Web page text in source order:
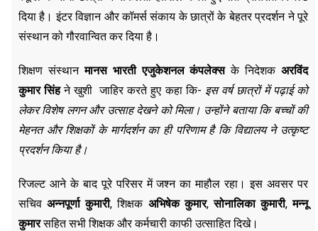
दिया है। इंटर विज्ञान और कॉमर्स संकाय के छात्रों के बेहतर प्रदर्शन ने पूरे
संस्थान को गौरवान्वित कर दिया है।
शिक्षण संस्थानमानस भारती एजुकेशनल कंपलेक्सके निदेशक अरविंद
कुमार सिंहने खुशी जाहिर करते हुए कहा कि- इस वर्ष छात्रों में पढ़ाई को
लेकर विशेष लगन और उत्साह देखने को मिला। उन्होंने बताया कि बच्चों की
मेहनत और शिक्षकों के मार्गदर्शन का ही परिणाम है कि विद्यालय ने उत्कृष्ट
प्रदर्शन किया है।
रिजल्ट आने के बाद पूरे परिसर में जश्न का माहौल रहा। इस अवसर पर
सचिवअन्नपूर्णा कुमारी, शिक्षक अभिषेक कुमार,सोनालिका कुमारी,मन्नू
कुमारसहित सभी शिक्षक और कर्मचारी काफी उत्साहित दिखे।